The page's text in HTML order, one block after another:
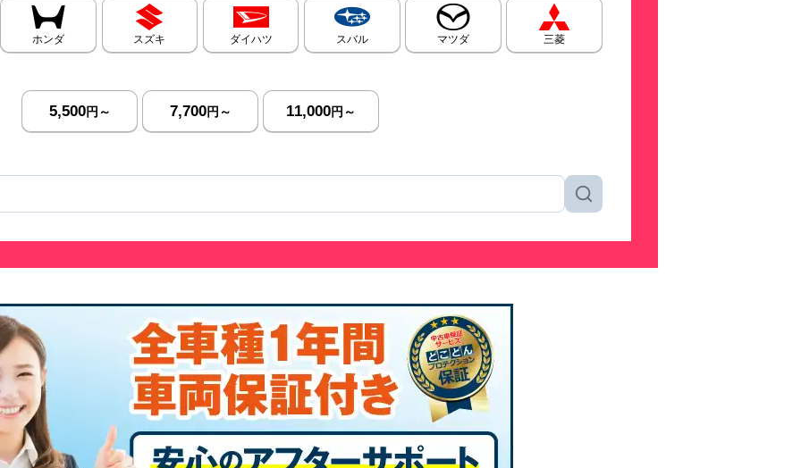
ホンダ スズキ ダイハツ スバル マツダ 三菱
5,500円～ 7,700円～ 11,000円～